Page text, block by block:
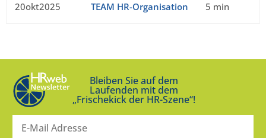
20okt2025 TEAM HR-Organisation 5 min
Bleiben Sie auf dem
Laufenden mit dem
„Frischekick der HR-Szene“!